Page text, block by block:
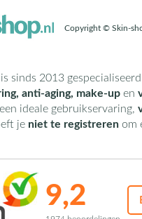
Copyright © Skin-
is sinds 2013
anti-aging, make-upen
ideale gebruikservaring,
je niet te registrerenom
9,2